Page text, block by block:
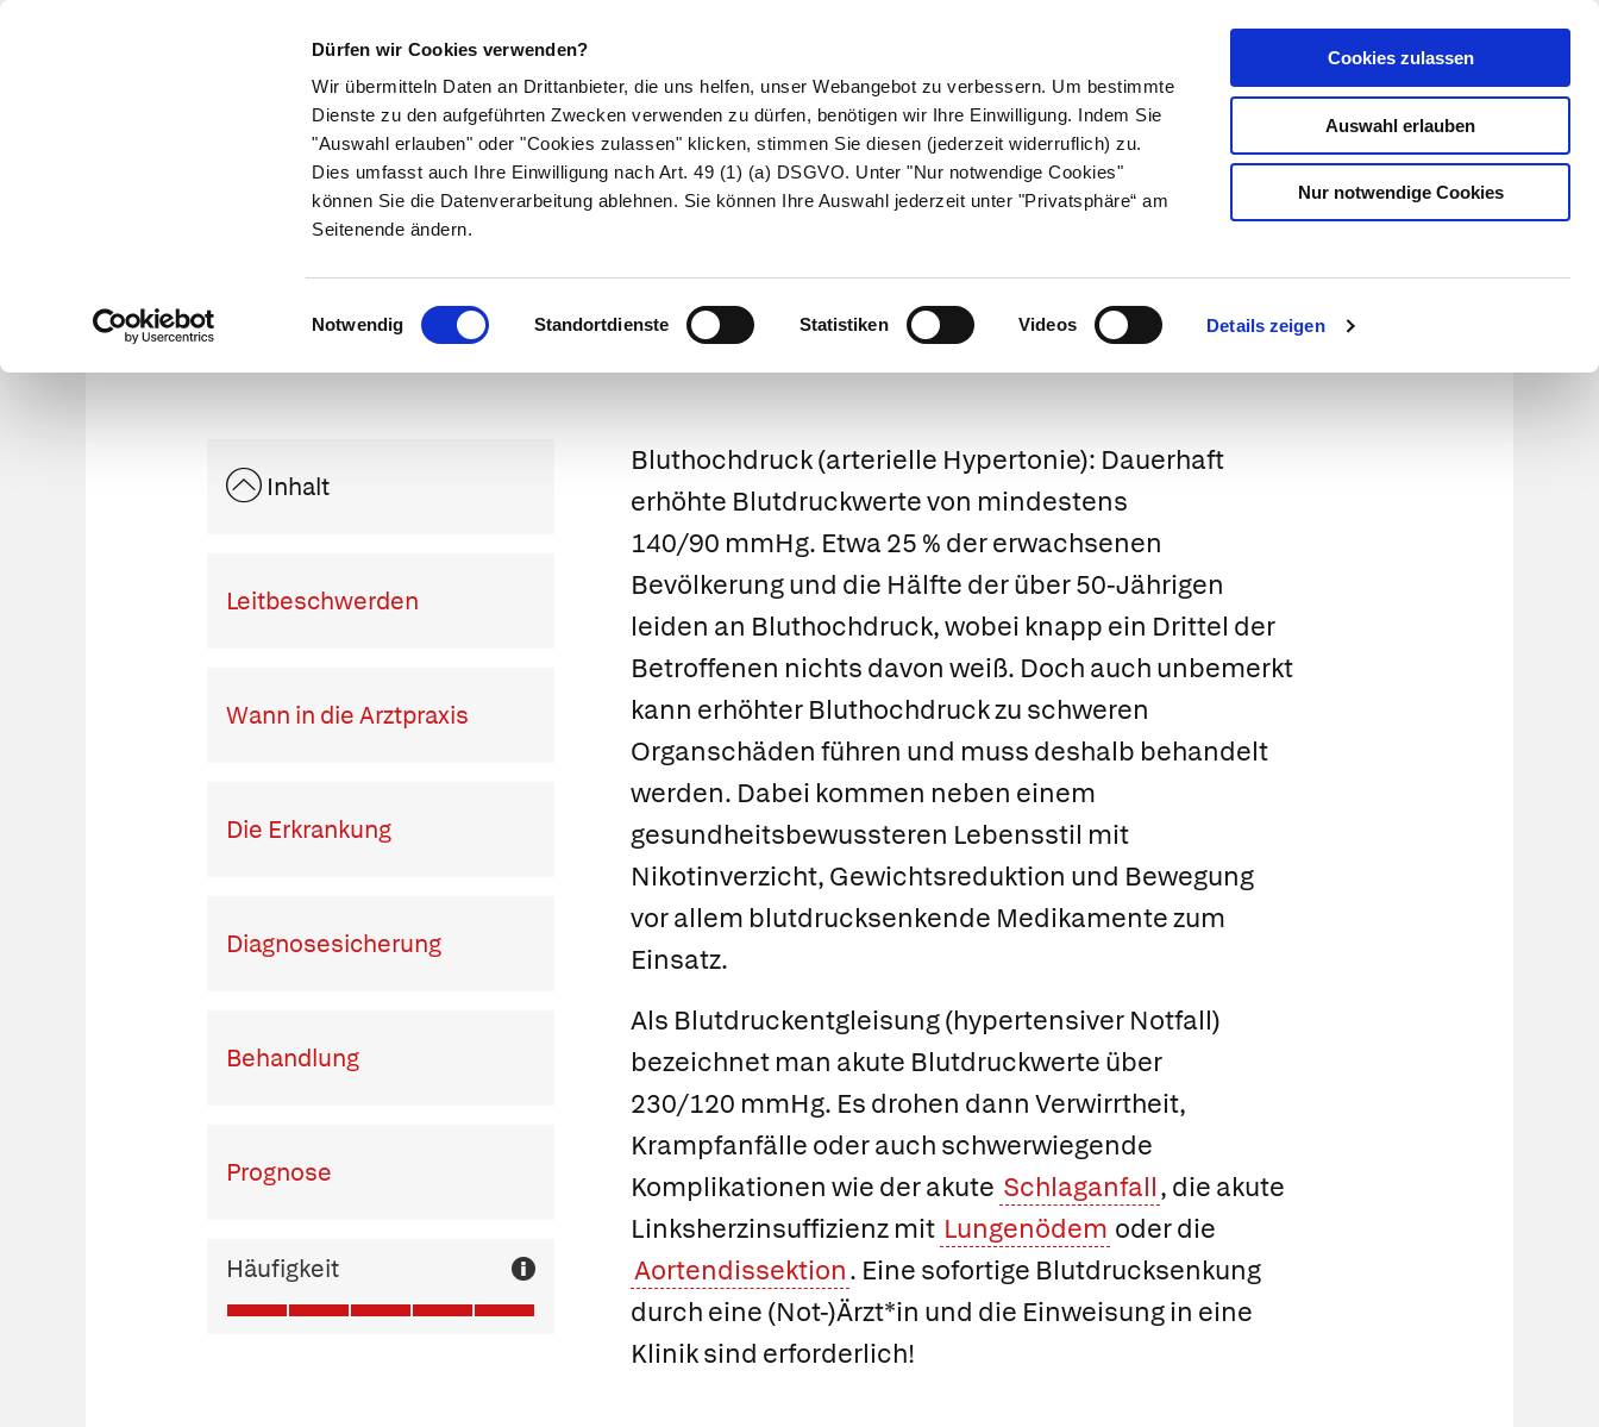
Dürfen wir Cookies verwenden?
Wir übermitteln Daten an Drittanbieter, die uns helfen, unser Webangebot zu verbessern. Um bestimmte
Dienste zu den aufgeführten Zwecken verwenden zu dürfen, benötigen wir Ihre Einwilligung. Indem Sie
"Auswahl erlauben" oder "Cookies zulassen" klicken, stimmen Sie diesen (jederzeit widerruflich) zu.
Dies umfasst auch Ihre Einwilligung nach Art. 49 (1) (a) DSGVO. Unter "Nur notwendige Cookies"
können Sie die Datenverarbeitung ablehnen. Sie können Ihre Auswahl jederzeit unter "Privatsphäre“ am
Seitenende ändern.
Einwilligungsauswahl
Notwendig Standortdienste Statistiken Videos Details zeigen
Cookies zulassen
Auswahl erlauben
Nur notwendige Cookies
Kundenlogin
Suche
Symptome Therapie Medikamente Naturheilkunde Eltern & Kind Gesund leben Über uns
Bluthochdruck
Inhalt
Leitbeschwerden
Wann in die Arztpraxis
Die Erkrankung
Diagnosesicherung
Behandlung
Prognose
Häufigkeit
Bluthochdruck(arterielle Hypertonie): Dauerhaft
erhöhte Blutdruckwerte von mindestens
140/90 mmHg. Etwa 25 % der erwachsenen
Bevölkerung und die Hälfte der über 50-Jährigen
leiden an Bluthochdruck, wobei knapp ein Drittel der
Betroffenen nichts davon weiß. Doch auch unbemerkt
kann erhöhter Bluthochdruck zu schweren
Organschäden führen und muss deshalb behandelt
werden. Dabei kommen neben einem
gesundheitsbewussteren Lebensstil mit
Nikotinverzicht, Gewichtsreduktion und Bewegung
vor allem blutdrucksenkende Medikamente zum
Einsatz.
Als Blutdruckentgleisung(hypertensiver Notfall)
bezeichnet man akute Blutdruckwerte über
230/120 mmHg. Es drohen dann Verwirrtheit,
Krampfanfälle oder auch schwerwiegende
Komplikationen wie der akute Schlaganfall, die akute
Linksherzinsuffizienz mit Lungenödem oder die
Aortendissektion. Eine sofortige Blutdrucksenkung
durch eine (Not-)Ärzt*in und die Einweisung in eine
Klinik sind erforderlich!